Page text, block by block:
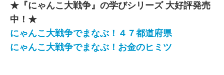
★『にゃんこ大戦争』の学びシリーズ 大好評発売
中！★
にゃんこ大戦争でまなぶ！４７都道府県
にゃんこ大戦争でまなぶ！お金のヒミツ